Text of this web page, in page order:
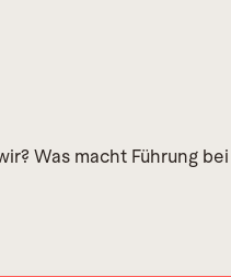
Was macht Führung